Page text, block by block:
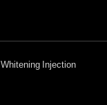
Whitening Injection